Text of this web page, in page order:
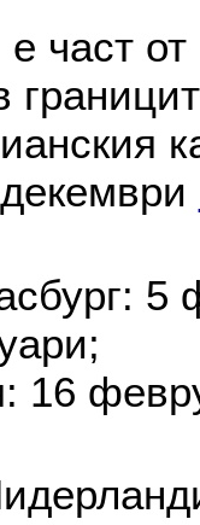
част
16